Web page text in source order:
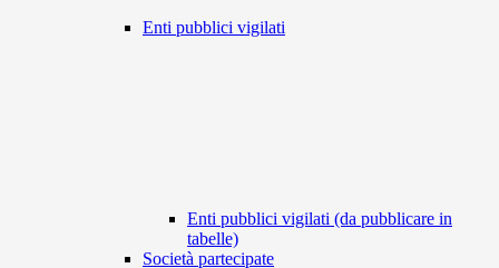
Enti pubblici vigilati
Enti pubblici vigilati (da pubblicare in
tabelle)
Società partecipate